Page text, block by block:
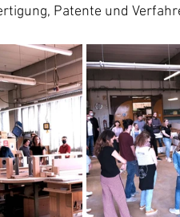
Patente und